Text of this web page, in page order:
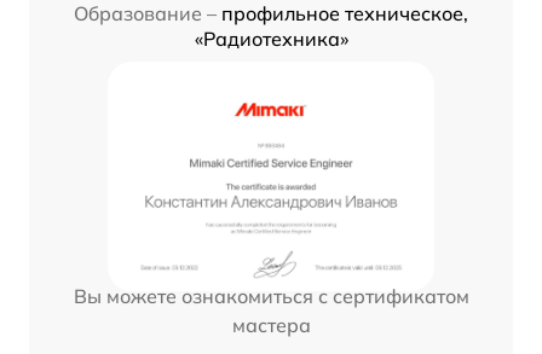
Образование – профильное техническое,
«Радиотехника»
Вы можете ознакомиться с сертификатом
мастера